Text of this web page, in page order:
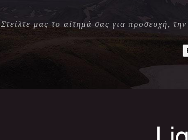
Στείλτε μας το αίτημά σας για προσευχή,